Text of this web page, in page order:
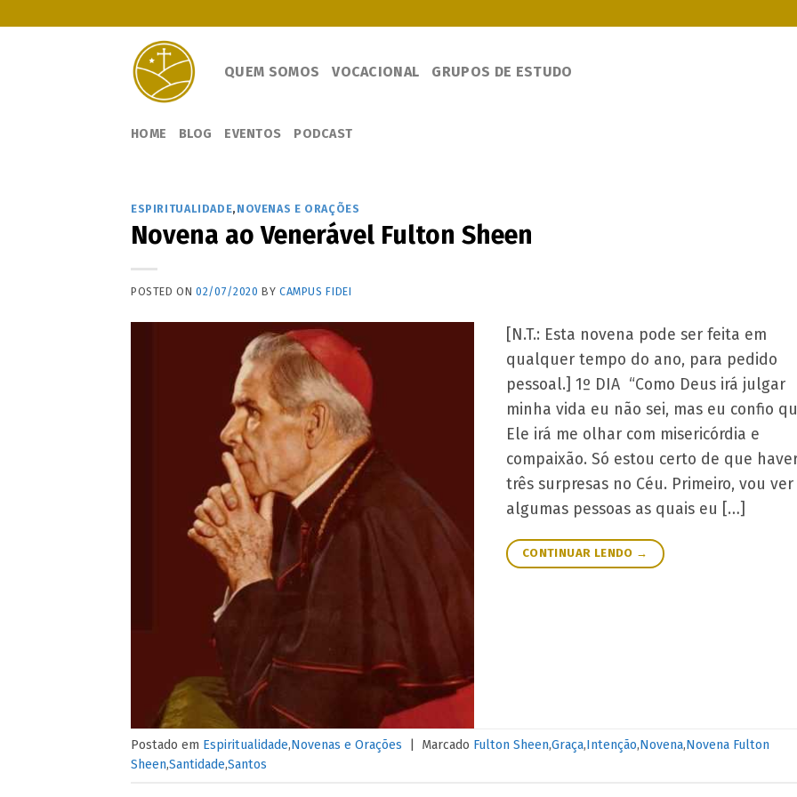
QUEM SOMOS VOCACIONAL GRUPOS DE ESTUDO
HOME BLOG EVENTOS PODCAST
ESPIRITUALIDADE, NOVENAS E ORAÇÕES
Novena ao Venerável Fulton Sheen
POSTED ON02/07/2020 BY CAMPUS FIDEI
[N.T.: Esta novena pode ser feita em
qualquer tempo do ano, para pedido
pessoal.] 1º DIA “Como Deus irá julgar
minha vida eu não sei, mas eu confio
Ele irá me olhar com misericórdia e
compaixão. Só estou certo de que
três surpresas no Céu. Primeiro, vou ver
algumas pessoas as quais eu […]
CONTINUAR LENDO →
Postado em Espiritualidade,Novenas e Orações Marcado Fulton Sheen,Graça,Intenção,Novena,Novena Fulton
Sheen,Santidade,Santos